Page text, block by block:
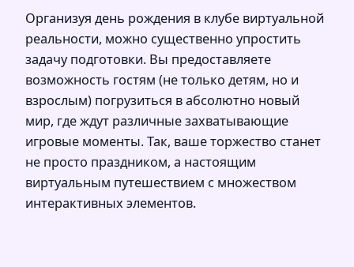
Организуя день рождения в клубе виртуальной
реальности, можно существенно упростить
задачу подготовки. Вы предоставляете
возможность гостям (не только детям, но и
взрослым) погрузиться в абсолютно новый
мир, где ждут различные захватывающие
игровые моменты. Так, ваше торжество станет
не просто праздником, а настоящим
виртуальным путешествием с множеством
интерактивных элементов.